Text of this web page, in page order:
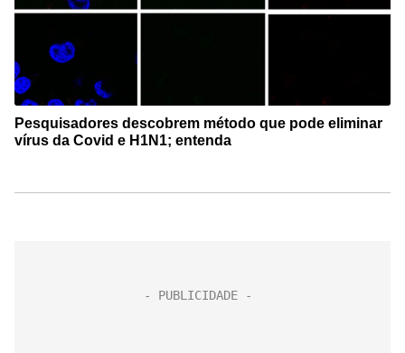
Pesquisadores descobrem método que pode eliminar
vírus da Covid e H1N1; entenda